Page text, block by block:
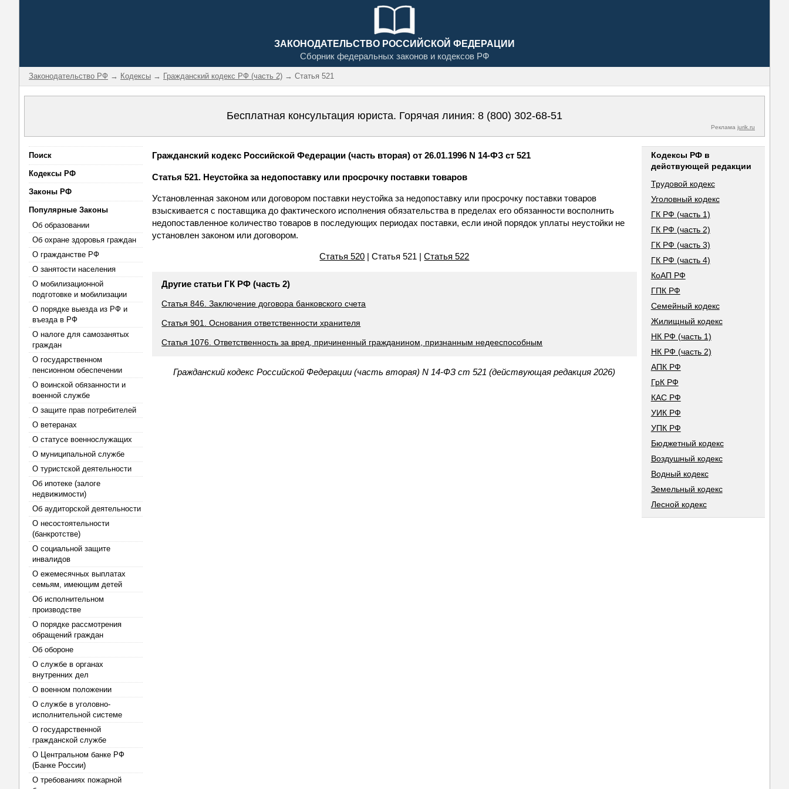
ЗАКОНОДАТЕЛЬСТВО РОССИЙСКОЙ ФЕДЕРАЦИИ
Сборник федеральных законов и кодексов РФ
Законодательство РФ → Кодексы → Гражданский кодекс РФ (часть 2) → Статья 521
Бесплатная консультация юриста. Горячая линия: 8 (800) 302-68-51
Реклама jurik.ru
Поиск
Кодексы РФ
Законы РФ
Популярные Законы
Об образовании
Об охране здоровья граждан
О гражданстве РФ
О занятости населения
О мобилизационной
подготовке и мобилизации
О порядке выезда из РФ и
въезда в РФ
О налоге для самозанятых
граждан
О государственном
пенсионном обеспечении
О воинской обязанности и
военной службе
О защите прав потребителей
О ветеранах
О статусе военнослужащих
О муниципальной службе
О туристской деятельности
Об ипотеке (залоге
недвижимости)
Об аудиторской деятельности
О несостоятельности
(банкротстве)
О социальной защите
инвалидов
О ежемесячных выплатах
семьям, имеющим детей
Об исполнительном
производстве
О порядке рассмотрения
обращений граждан
Об обороне
О службе в органах
внутренних дел
О военном положении
О службе в уголовно-
исполнительной системе
О государственной
гражданской службе
О Центральном банке РФ
(Банке России)
О требованиях пожарной
Гражданский кодекс Российской Федерации (часть вторая) от 26.01.1996 N 14-ФЗ ст 521
Статья 521. Неустойка за недопоставку или просрочку поставки товаров
Установленная законом или договором поставки неустойка за недопоставку или просрочку поставки товаров
взыскивается с поставщика до фактического исполнения обязательства в пределах его обязанности восполнить
недопоставленное количество товаров в последующих периодах поставки, если иной порядок уплаты неустойки не
установлен законом или договором.
Статья 520 | Статья 521 |Статья 522
Другие статьи ГК РФ (часть 2)
Статья 846. Заключение договора банковского счета
Статья 901. Основания ответственности хранителя
Статья 1076. Ответственность за вред, причиненный гражданином, признанным недееспособным
Гражданский кодекс Российской Федерации (часть вторая) N 14-ФЗ ст 521 (действующая редакция 2026)
Кодексы РФ в
действующей редакции
Трудовой кодекс
Уголовный кодекс
ГК РФ (часть 1)
ГК РФ (часть 2)
ГК РФ (часть 3)
ГК РФ (часть 4)
КоАП РФ
ГПК РФ
Семейный кодекс
Жилищный кодекс
НК РФ (часть 1)
НК РФ (часть 2)
АПК РФ
ГрК РФ
КАС РФ
УИК РФ
УПК РФ
Бюджетный кодекс
Воздушный кодекс
Водный кодекс
Земельный кодекс
Лесной кодекс